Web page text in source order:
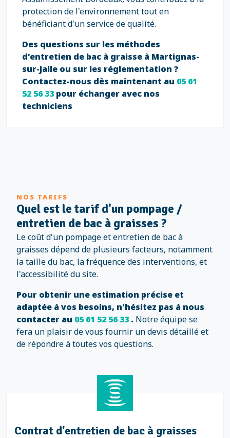
protection de l'environnement tout en
bénéficiant d'un service de qualité.
Des questions sur les méthodes
d'entretien de bac à graisse à Martignas-
sur-Jalle ou sur les réglementation ?
Contactez-nous dès maintenant au 05 61
52 56 33 pour échanger avec nos
techniciens
NOS TARIFS
Quel est le tarif d'un pompage /
entretien de bac à graisses ?
Le coût d'un pompage et entretien de bac à
graisses dépend de plusieurs facteurs, notamment
la taille du bac, la fréquence des interventions, et
l'accessibilité du site.
Pour obtenir une estimation précise et
adaptée à vos besoins, n'hésitez pas à nous
contacter au 05 61 52 56 33 . Notre équipe se
fera un plaisir de vous fournir un devis détaillé et
de répondre à toutes vos questions.
Contrat d'entretien de bac à graisses